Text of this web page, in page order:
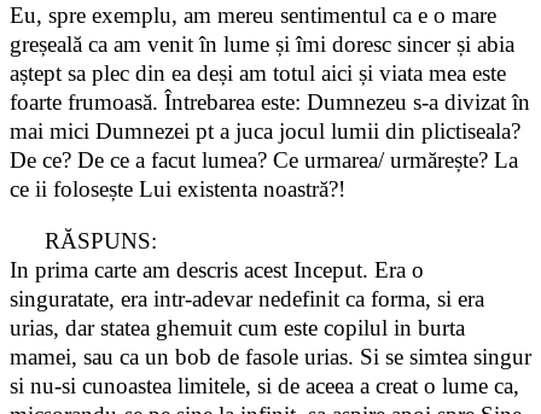
Eu, spre exemplu, am mereu sentimentul ca e o mare
greșeală ca am venit în lume și îmi doresc sincer și abia
aștept sa plec din ea deși am totul aici și viata mea este
foarte frumoasă. Întrebarea este: Dumnezeu s-a divizat în
mai mici Dumnezei pt a juca jocul lumii din plictiseala?
De ce? De ce a facut lumea? Ce urmarea/ urmărește? La
ce ii folosește Lui existenta noastră?!
RĂSPUNS:
In prima carte am descris acest Inceput. Era o
singuratate, era intr-adevar nedefinit ca forma, si era
urias, dar statea ghemuit cum este copilul in burta
mamei, sau ca un bob de fasole urias. Si se simtea singur
si nu-si cunoastea limitele, si de aceea a creat o lume ca,